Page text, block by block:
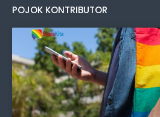
POJOK KONTRIBUTOR